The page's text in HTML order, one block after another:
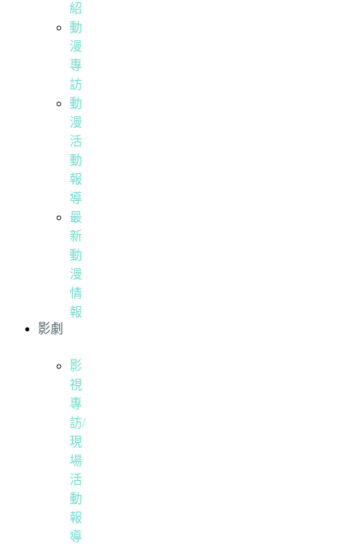
紹
動
漫
專
訪
動
漫
活
動
報
導
最
新
動
漫
情
報
影劇
影
視
專
訪/
現
場
活
動
報
導